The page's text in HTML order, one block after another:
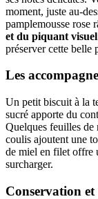
moment, juste au-
pamplemousse rose
et du piquant visuel
préserver cette belle
Les
Un petit biscuit à la
sucré apporte du
Quelques feuilles de
coulis ajoutent une
de miel en filet offre
surcharger.
Conservation